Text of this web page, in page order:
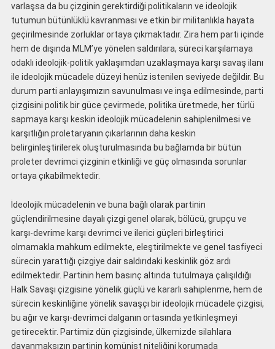
varlaşsa da bu çizginin gerektirdiği politikaların ve ideolojik
tutumun bütünlüklü kavranması ve etkin bir militanlıkla hayata
geçirilmesinde zorluklar ortaya çıkmaktadır. Zira hem parti içinde
hem de dışında MLM’ye yönelen saldırılara, süreci karşılamaya
odaklı ideolojik-politik yaklaşımdan uzaklaşmaya karşı savaş ilanı
ile ideolojik mücadele düzeyi henüz istenilen seviyede değildir. Bu
durum parti anlayışımızın savunulması ve inşa edilmesinde, parti
çizgisini politik bir güce çevirmede, politika üretmede, her türlü
sapmaya karşı keskin ideolojik mücadelenin sahiplenilmesi ve
karşıtlığın proletaryanın çıkarlarının daha keskin
belirginleştirilerek oluşturulmasında bu bağlamda bir bütün
proleter devrimci çizginin etkinliği ve güç olmasında sorunlar
ortaya çıkabilmektedir.
İdeolojik mücadelenin ve buna bağlı olarak partinin
güçlendirilmesine dayalı çizgi genel olarak, bölücü, grupçu ve
karşı-devrime karşı devrimci ve ilerici güçleri birleştirici
olmamakla mahkum edilmekte, eleştirilmekte ve genel tasfiyeci
sürecin yarattığı çizgiye dair saldırıdaki keskinlik göz ardı
edilmektedir. Partinin hem basınç altında tutulmaya çalışıldığı
Halk Savaşı çizgisine yönelik güçlü ve kararlı sahiplenme, hem de
sürecin keskinliğine yönelik savaşçı bir ideolojik mücadele çizgisi,
bu ağır ve karşı-devrimci dalganın ortasında yetkinleşmeyi
getirecektir. Partimiz dün çizgisinde, ülkemizde silahlara
dayanmaksızın partinin komünist niteliğini korumada